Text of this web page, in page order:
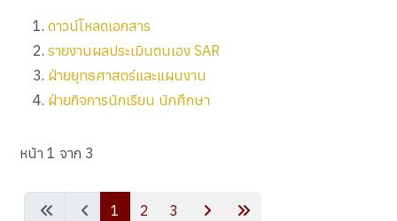
ดาวน์โหลดเอกสาร
รายงานผลประเมินตนเอง SAR
ฝ่ายยุทธศาสตร์และแผนงาน
ฝ่ายกิจการนักเรียน นักศึกษา
หน้า 1 จาก 3
1 2 3